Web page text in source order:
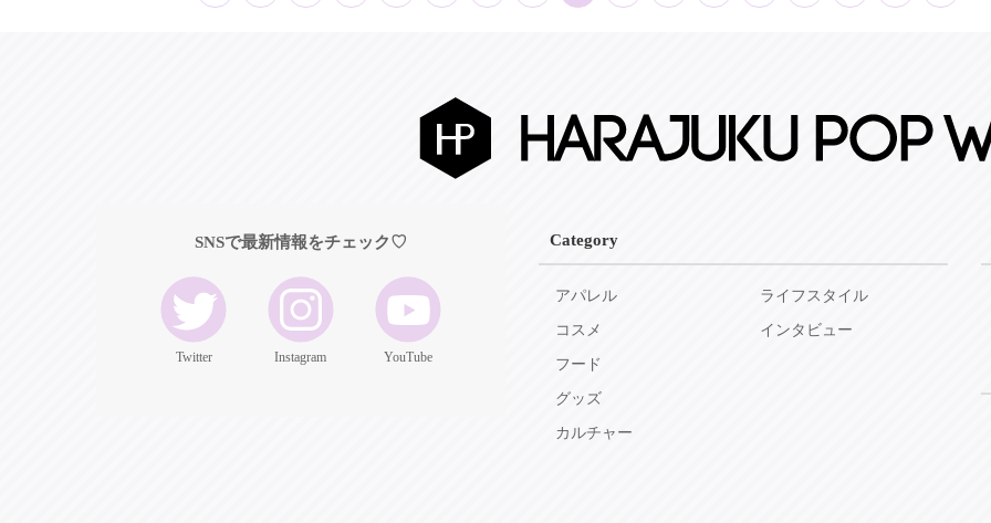
SNSで最新情報をチェック♡
Twitter Instagram YouTube
Category
アパレル
コスメ
フード
グッズ
カルチャー
ライフスタイル
インタビュー